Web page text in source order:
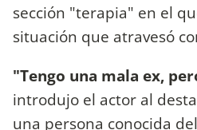
sección "terapia" en el
situación que atravesó
"Tengo una mala ex,
introdujo el actor al
una persona conocida